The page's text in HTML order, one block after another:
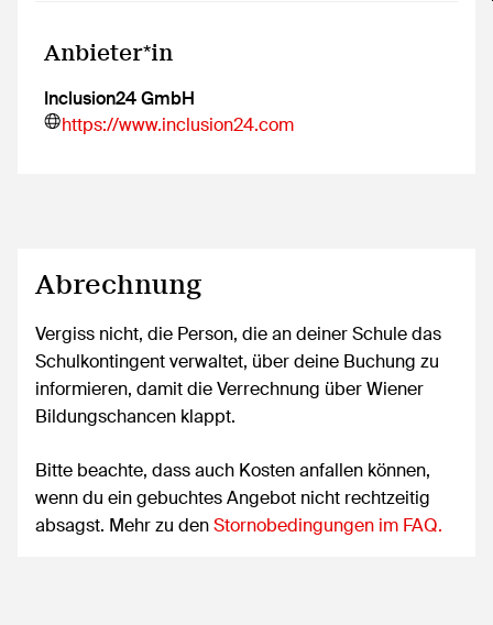
Anbieter*in
Inclusion24 GmbH
https://www.inclusion24.com
Abrechnung
Vergiss nicht, die Person, die an deiner Schule das
Schulkontingent verwaltet, über deine Buchung zu
informieren, damit die Verrechnung über Wiener
Bildungschancen klappt.
Bitte beachte, dass auch Kosten anfallen können,
wenn du ein gebuchtes Angebot nicht rechtzeitig
absagst. Mehr zu denStornobedingungen im FAQ.